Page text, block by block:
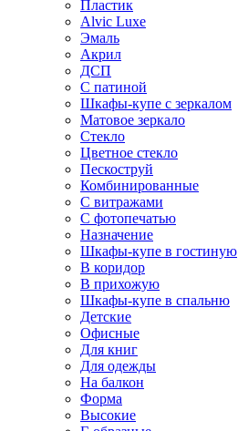
Пластик
Alvic Luxe
Эмаль
Акрил
ДСП
С патиной
Шкафы-купе с зеркалом
Матовое зеркало
Стекло
Цветное стекло
Пескоструй
Комбинированные
С витражами
С фотопечатью
Назначение
Шкафы-купе в гостиную
В коридор
В прихожую
Шкафы-купе в спальню
Детские
Офисные
Для книг
Для одежды
На балкон
Форма
Высокие